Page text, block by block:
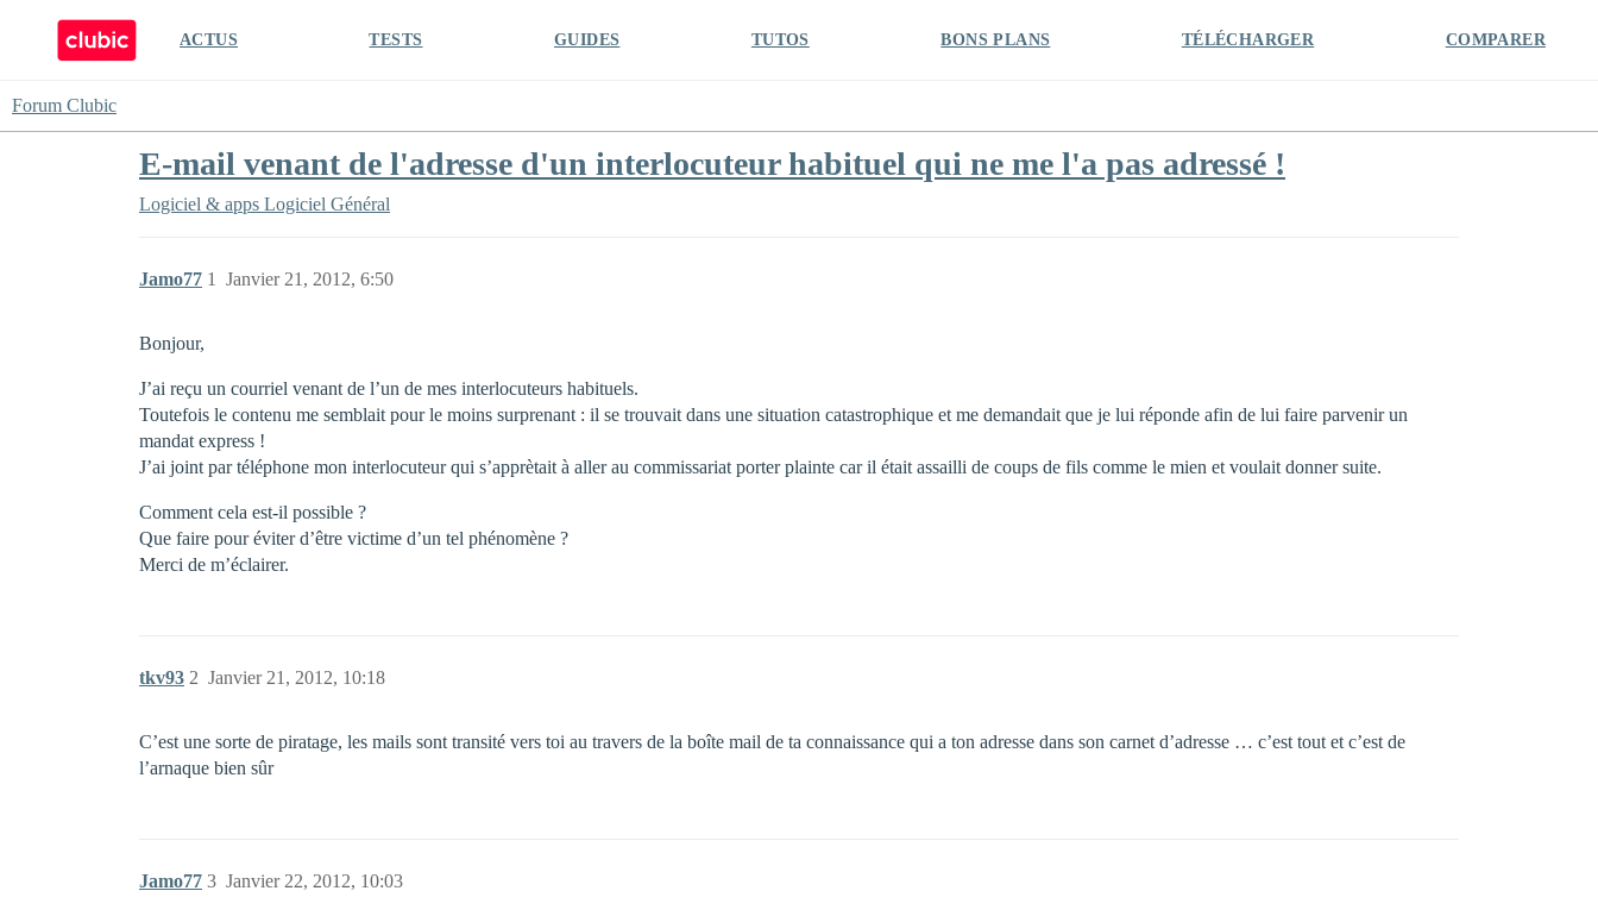
ACTUS TESTS GUIDES TUTOS BONS PLANS TÉLÉCHARGER COMPARER
Forum Clubic
E-mail venant de l'adresse d'un interlocuteur habituel qui ne me l'a pas adressé !
Logiciel & apps Logiciel Général
Jamo77 Janvier 21, 2012, 6:50
1
Bonjour,
J’ai reçu un courriel venant de l’un de mes interlocuteurs habituels.
Toutefois le contenu me semblait pour le moins surprenant : il se trouvait dans une situation catastrophique et me demandait que je lui réponde afin de lui faire parvenir un
mandat express !
J’ai joint par téléphone mon interlocuteur qui s’apprètait à aller au commissariat porter plainte car il était assailli de coups de fils comme le mien et voulait donner suite.
Comment cela est-il possible ?
Que faire pour éviter d’être victime d’un tel phénomène ?
Merci de m’éclairer.
tkv93 Janvier 21, 2012, 10:18
2
C’est une sorte de piratage, les mails sont transité vers toi au travers de la boîte mail de ta connaissance qui a ton adresse dans son carnet d’adresse … c’est tout et c’est de
l’arnaque bien sûr
Jamo77 Janvier 22, 2012, 10:03
3